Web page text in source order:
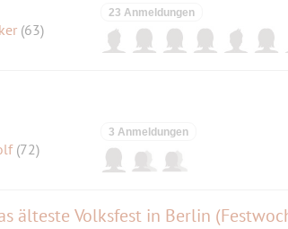
(63)
23 Anmeldungen
(72)
3 Anmeldungen
älteste Volksfest in Berlin